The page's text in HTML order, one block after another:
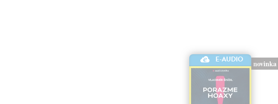
E-AUDIO novinka